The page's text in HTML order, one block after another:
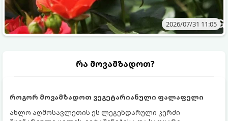
2026/07/31 11:05
რა მოვამზადოთ?
როგორ მოვამზადოთ ვეგეტარიანული ფალაფელი
ახლო აღმოსავლეთის ეს ლეგენდარული კერძი